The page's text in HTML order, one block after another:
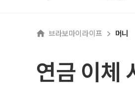
브라보마이라이프 머니
연금 이체